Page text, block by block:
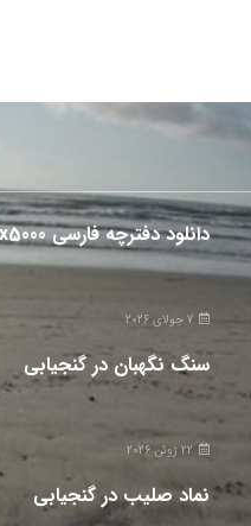
دانلود دفترچه فارسی gpx5000
7 جولای 2026
سنگ نگهبان در گنجیابی
22 ژوئن 2026
نماد صلیب در گنجیابی